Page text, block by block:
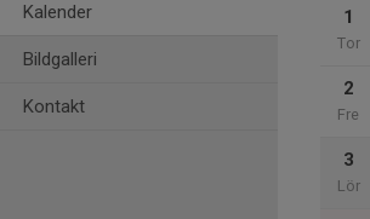
Kalender
Bildgalleri
Kontakt
1
Tor
2
Fre
3
Lör